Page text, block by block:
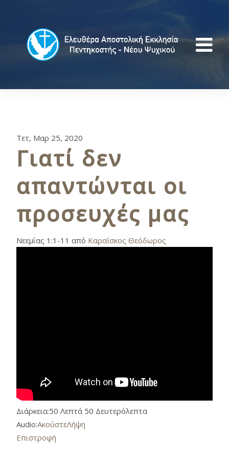
Τετ, Μαρ 25, 2020
Γιατί δεν
απαντώνται οι
προσευχές μας
Νεεμίας 1:1-11 από Καραΐσκος Θεόδωρος
Διάρκεια:50 Λεπτά 50 Δευτερόλεπτα
Audio:ΑκούστεΛήψη
Επιστροφή